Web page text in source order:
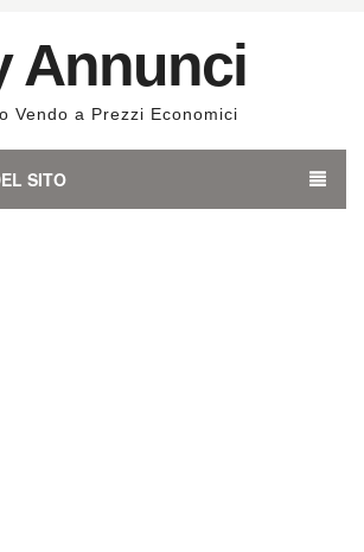
Annunci
Vendo a Prezzi Economici
SITO